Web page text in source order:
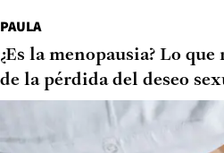
PAULA
¿Es la menopausia? Lo
de la pérdida del deseo